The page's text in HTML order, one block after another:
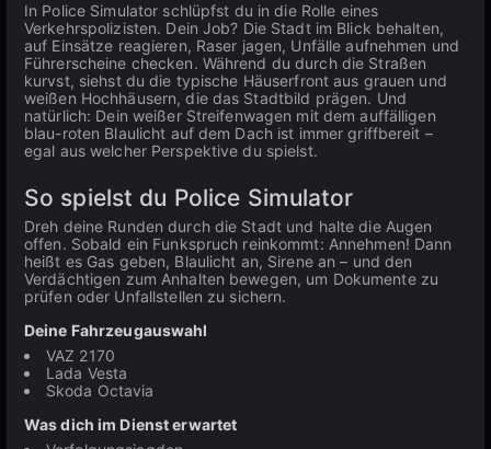
In Police Simulator schlüpfst du in die Rolle eines
Verkehrspolizisten. Dein Job? Die Stadt im Blick behalten,
auf Einsätze reagieren, Raser jagen, Unfälle aufnehmen und
Führerscheine checken. Während du durch die Straßen
kurvst, siehst du die typische Häuserfront aus grauen und
weißen Hochhäusern, die das Stadtbild prägen. Und
natürlich: Dein weißer Streifenwagen mit dem auffälligen
blau-roten Blaulicht auf dem Dach ist immer griffbereit –
egal aus welcher Perspektive du spielst.
So spielst du Police Simulator
Dreh deine Runden durch die Stadt und halte die Augen
offen. Sobald ein Funkspruch reinkommt: Annehmen! Dann
heißt es Gas geben, Blaulicht an, Sirene an – und den
Verdächtigen zum Anhalten bewegen, um Dokumente zu
prüfen oder Unfallstellen zu sichern.
Deine Fahrzeugauswahl
VAZ 2170
Lada Vesta
Skoda Octavia
Was dich im Dienst erwartet